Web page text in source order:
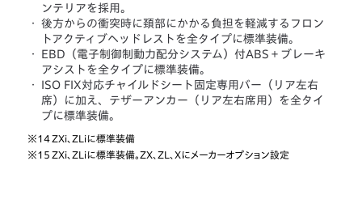
ンテリアを採用。
・
後方からの衝突時に頚部にかかる負担を軽減するフロン
トアクティブヘッドレストを全タイプに標準装備。
・
EBD（電子制御制動力配分システム）付ABS＋ブレーキ
アシストを全タイプに標準装備。
・
ISO FIX対応チャイルドシート固定専用バー（リア左右
席）に加え、テザーアンカー（リア左右席用）を全タイ
プに標準装備。
※14ZXi、ZLiに標準装備
※15 ZXi、ZLiに標準装備。ZX、ZL、Xにメーカーオプション設定